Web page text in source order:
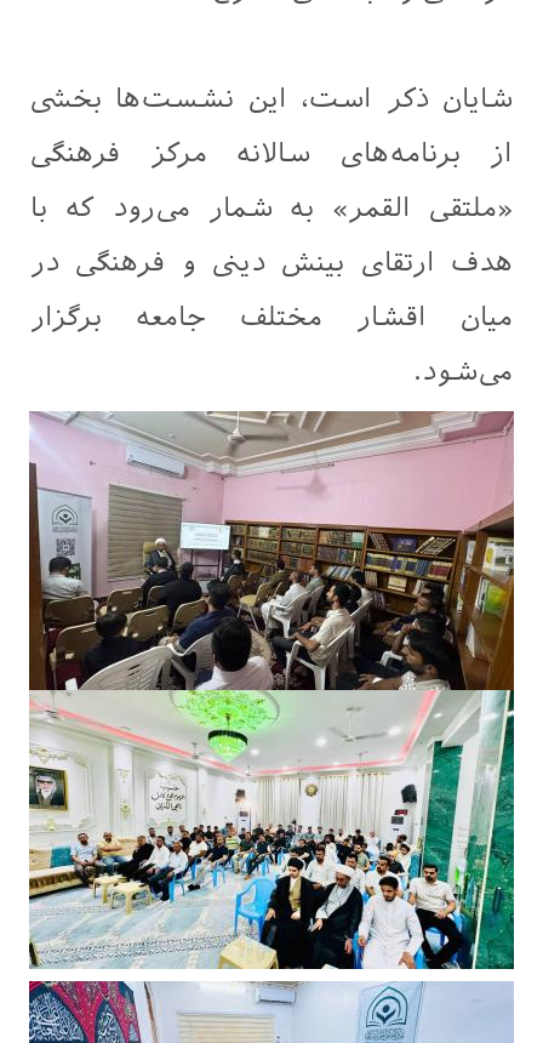
شایان ذکر است، این نشست‌ها بخشی
از برنامه‌های سالانه مرکز فرهنگی
«ملتقى القمر» به شمار می‌رود که با
هدف ارتقای بینش دینی و فرهنگی در
میان اقشار مختلف جامعه برگزار
می‌شود.